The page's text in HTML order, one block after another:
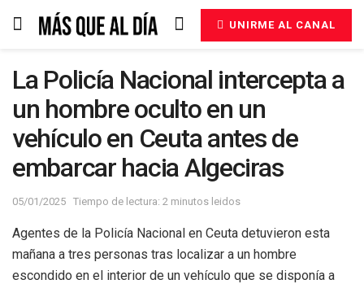
UNIRME AL CANAL
La Policía Nacional intercepta a
un hombre oculto en un
vehículo en Ceuta antes de
embarcar hacia Algeciras
05/01/2025 Tiempo de lectura: 2 minutos leidos
Agentes de la Policía Nacional en Ceuta detuvieron esta
mañana a tres personas tras localizar a un hombre
escondido en el interior de un vehículo que se disponía a